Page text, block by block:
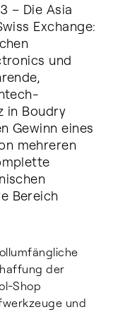
– Die Asia
Exchange:
und
in Boudry
Gewinn eines
mehreren
Bereich
der
Shop
und